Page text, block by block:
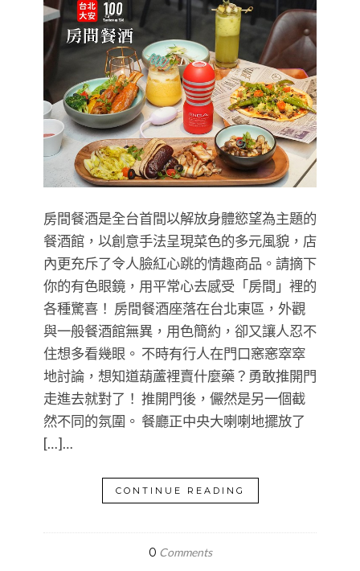
房間餐酒是全台首間以解放身體慾望為主題的
餐酒館，以創意手法呈現菜色的多元風貌，店
內更充斥了令人臉紅心跳的情趣商品。請摘下
你的有色眼鏡，用平常心去感受「房間」裡的
各種驚喜！ 房間餐酒座落在台北東區，外觀
與一般餐酒館無異，用色簡約，卻又讓人忍不
住想多看幾眼。 不時有行人在門口窸窸窣窣
地討論，想知道葫蘆裡賣什麼藥？勇敢推開門
走進去就對了！ 推開門後，儼然是另一個截
然不同的氛圍。 餐廳正中央大喇喇地擺放了
[…]…
CONTINUE READING
0 Comments